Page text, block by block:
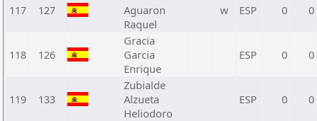
117 127
Aguaron
Raquel
w ESP 0 0
118 126
Gracia
Garcia
Enrique
ESP 0 0
119 133
Zubialde
Alzueta
Heliodoro
ESP 0 0